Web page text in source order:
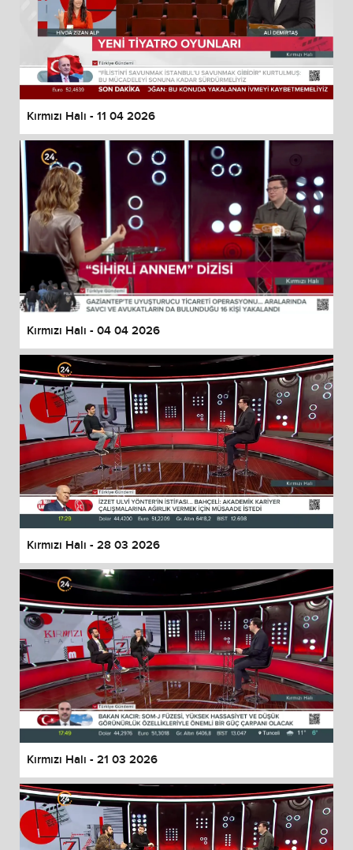
Kırmızı Halı - 11 04 2026
Kırmızı Halı - 04 04 2026
Kırmızı Halı - 28 03 2026
Kırmızı Halı - 21 03 2026